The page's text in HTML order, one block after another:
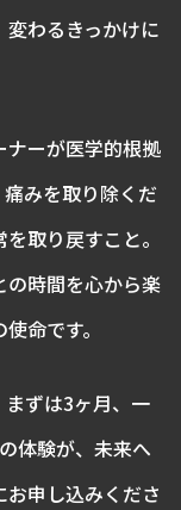
変わるきっかけに
ナーが医学的根拠
みを取り除くだ
取り戻すこと。
の時間を心から楽
命です。
ずは3ヶ月、一
体験が、未来へ
申し込みくださ